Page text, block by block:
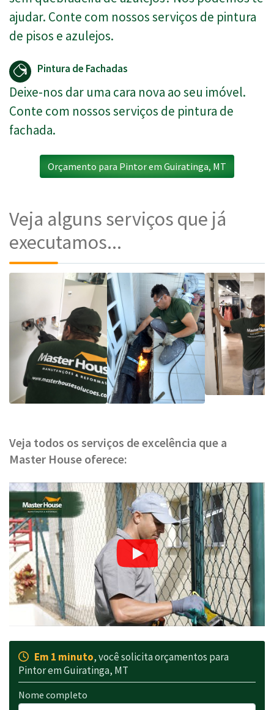
ajudar. Conte com nossos serviços de pintura
de pisos e azulejos.
Pintura de Fachadas
Deixe-nos dar uma cara nova ao seu imóvel.
Conte com nossos serviços de pintura de
fachada.
Orçamento para Pintor em Guiratinga, MT
Veja alguns serviços que já
executamos...
Veja todos os serviços de excelência que a
Master House oferece:
Em 1 minuto, você solicita orçamentos para
Pintor em Guiratinga, MT
Nome completo